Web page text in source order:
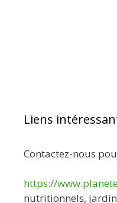
Liens
Contactez-nous
https://
nutritionnels,